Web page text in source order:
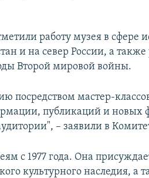
работу музея в сфере
и на север России, а
Второй мировой войны.
посредством мастер-
публикаций и новых
– заявили в
с 1977 года. Она
культурного наследия, а